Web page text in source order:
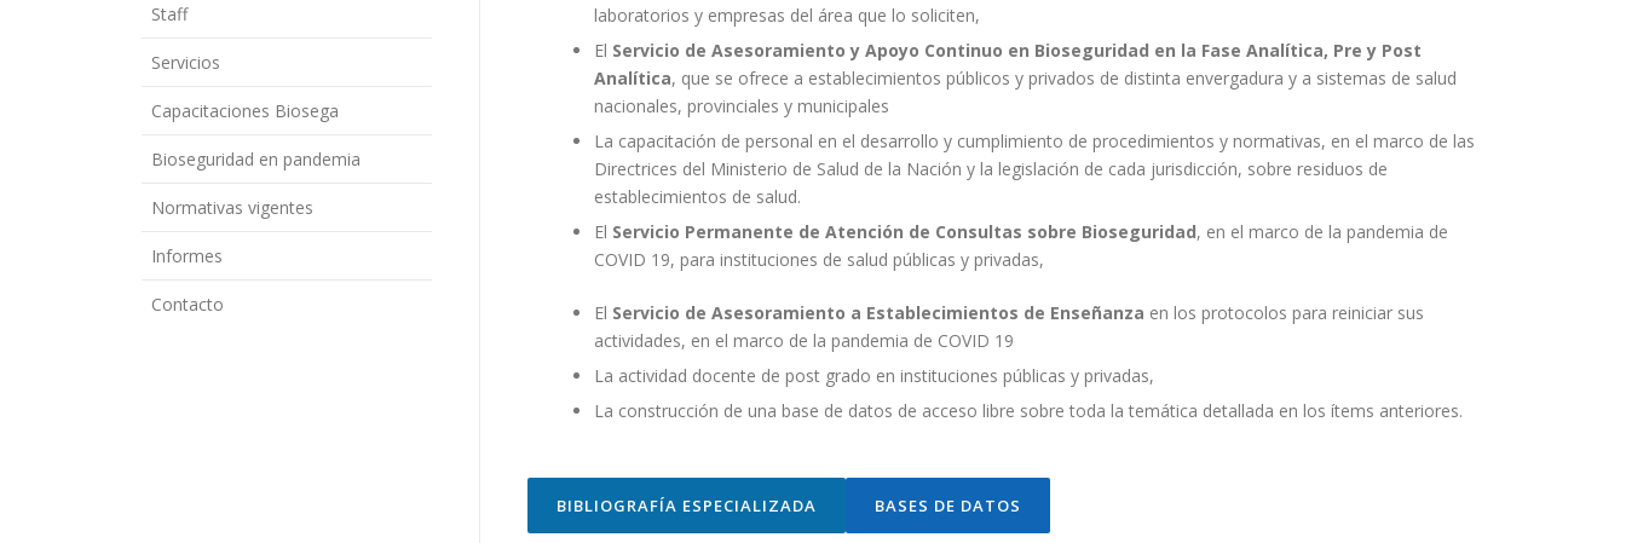
laboratorios y empresas del área que lo soliciten,
El Servicio de Asesoramiento y Apoyo Continuo en Bioseguridad en la Fase Analítica, Pre y Post
Analítica, que se ofrece a establecimientos públicos y privados de distinta envergadura y a sistemas de salud
nacionales, provinciales y municipales
La capacitación de personal en el desarrollo y cumplimiento de procedimientos y normativas, en el marco de las
Directrices del Ministerio de Salud de la Nación y la legislación de cada jurisdicción, sobre residuos de
establecimientos de salud.
El Servicio Permanente de Atención de Consultas sobre Bioseguridad, en el marco de la pandemia de
COVID 19, para instituciones de salud públicas y privadas,
El Servicio de Asesoramiento a Establecimientos de Enseñanza en los protocolos para reiniciar sus
actividades, en el marco de la pandemia de COVID 19
La actividad docente de post grado en instituciones públicas y privadas,
La construcción de una base de datos de acceso libre sobre toda la temática detallada en los ítems anteriores.
BIBLIOGRAFÍA ESPECIALIZADA BASES DE DATOS
Staff
Servicios
Capacitaciones Biosega
Bioseguridad en pandemia
Normativas vigentes
Informes
Contacto